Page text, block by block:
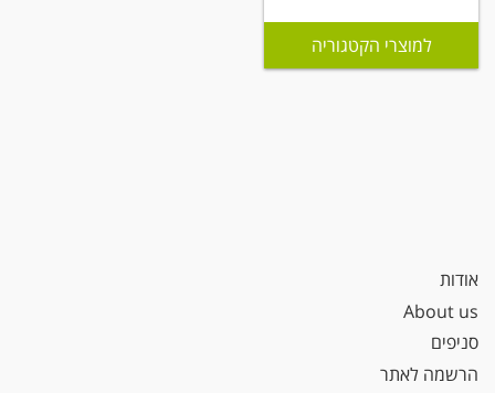
למוצרי הקטגוריה
אודות
About us
סניפים
הרשמה לאתר